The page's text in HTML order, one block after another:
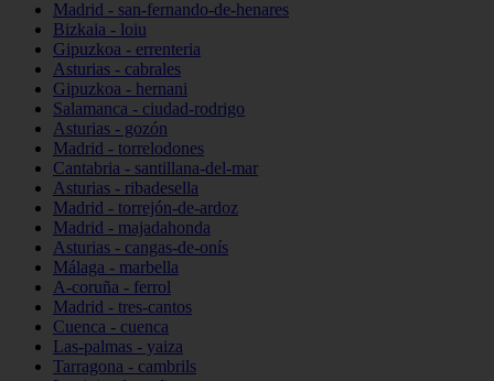
Madrid - san-fernando-de-henares
Bizkaia - loiu
Gipuzkoa - errenteria
Asturias - cabrales
Gipuzkoa - hernani
Salamanca - ciudad-rodrigo
Asturias - gozón
Madrid - torrelodones
Cantabria - santillana-del-mar
Asturias - ribadesella
Madrid - torrejón-de-ardoz
Madrid - majadahonda
Asturias - cangas-de-onís
Málaga - marbella
A-coruña - ferrol
Madrid - tres-cantos
Cuenca - cuenca
Las-palmas - yaiza
Tarragona - cambrils